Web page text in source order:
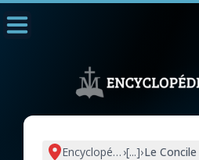
Encyclopédie mariale
›[...]›Le